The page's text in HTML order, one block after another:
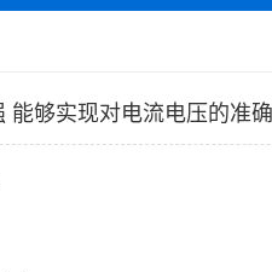
能够实现对电流电压的准确